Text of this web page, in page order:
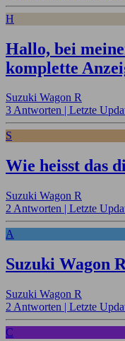
H
Hallo, bei
komplette
Suzuki Wagon R
3 Antworten | Letzte
S
Wie heisst das
Suzuki Wagon R
2 Antworten | Letzte
A
Suzuki Wagon
Suzuki Wagon R
2 Antworten | Letzte
C